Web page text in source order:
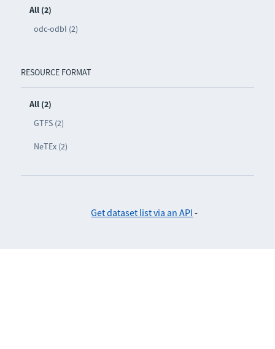
All (2)
odc-odbl (2)
RESOURCE FORMAT
All (2)
GTFS (2)
NeTEx (2)
Get dataset list via an API -